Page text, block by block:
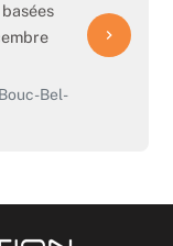
Bel-
navigate_next